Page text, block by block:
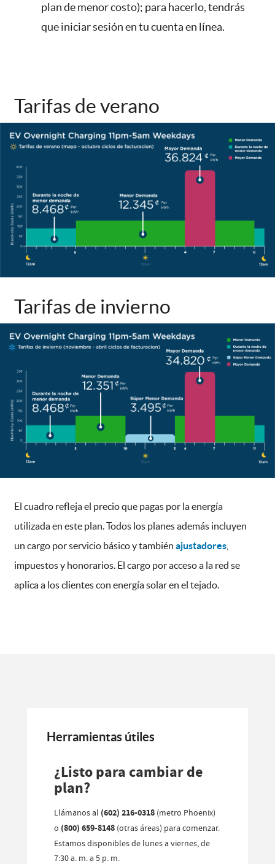
plan de menor costo); para hacerlo, tendrás
que iniciar sesión en tu cuenta en línea.
Tarifas de verano
Tarifas de invierno
El cuadro refleja el precio que pagas por la energía
utilizada en este plan. Todos los planes además incluyen
un cargo por servicio básico y también ajustadores
impuestos y honorarios. El cargo por acceso a la red se
aplica a los clientes con energía solar en el tejado.
Herramientas útiles
¿Listo para cambiar de
plan?
Llámanos al (602) 216-0318 (metro Phoenix)
o (800) 659-8148 (otras áreas) para comenzar.
Estamos disponibles de lunes a viernes, de
7:30 a. m. a 5 p. m.